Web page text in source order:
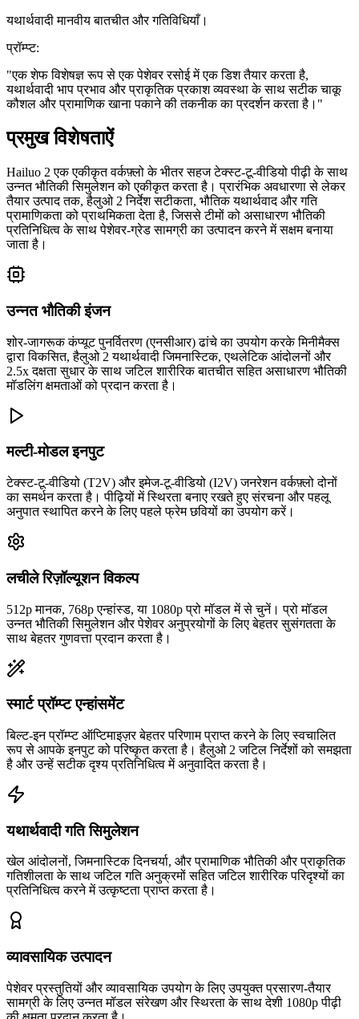
यथार्थवादी मानवीय बातचीत और गतिविधियाँ।
प्रॉम्प्ट:
"एक शेफ विशेषज्ञ रूप से एक पेशेवर रसोई में एक डिश तैयार करता है,
यथार्थवादी भाप प्रभाव और प्राकृतिक प्रकाश व्यवस्था के साथ सटीक चाकू
कौशल और प्रामाणिक खाना पकाने की तकनीक का प्रदर्शन करता है। "
प्रमुख विशेषताऐं
Hailuo 2 एक एकीकृत वर्कफ़्लो के भीतर सहज टेक्स्ट-टू-वीडियो पीढ़ी के साथ
उन्नत भौतिकी सिमुलेशन को एकीकृत करता है। प्रारंभिक अवधारणा से लेकर
तैयार उत्पाद तक, हैलुओ 2 निर्देश सटीकता, भौतिक यथार्थवाद और गति
प्रामाणिकता को प्राथमिकता देता है, जिससे टीमों को असाधारण भौतिकी
प्रतिनिधित्व के साथ पेशेवर-ग्रेड सामग्री का उत्पादन करने में सक्षम बनाया
जाता है।
उन्नत भौतिकी इंजन
शोर-जागरूक कंप्यूट पुनर्वितरण (एनसीआर) ढांचे का उपयोग करके मिनीमैक्स
द्वारा विकसित, हैलुओ 2 यथार्थवादी जिमनास्टिक, एथलेटिक आंदोलनों और
2.5x दक्षता सुधार के साथ जटिल शारीरिक बातचीत सहित असाधारण भौतिकी
मॉडलिंग क्षमताओं को प्रदान करता है।
मल्टी-मोडल इनपुट
टेक्स्ट-टू-वीडियो (T2V) और इमेज-टू-वीडियो (I2V) जनरेशन वर्कफ़्लो दोनों
का समर्थन करता है। पीढ़ियों में स्थिरता बनाए रखते हुए संरचना और पहलू
अनुपात स्थापित करने के लिए पहले फ्रेम छवियों का उपयोग करें।
लचीले रिज़ॉल्यूशन विकल्प
512p मानक, 768p एन्हांस्ड, या 1080p प्रो मॉडल में से चुनें। प्रो मॉडल
उन्नत भौतिकी सिमुलेशन और पेशेवर अनुप्रयोगों के लिए बेहतर सुसंगतता के
साथ बेहतर गुणवत्ता प्रदान करता है।
स्मार्ट प्रॉम्प्ट एन्हांसमेंट
बिल्ट-इन प्रॉम्प्ट ऑप्टिमाइज़र बेहतर परिणाम प्राप्त करने के लिए स्वचालित
रूप से आपके इनपुट को परिष्कृत करता है। हैलुओ 2 जटिल निर्देशों को समझता
है और उन्हें सटीक दृश्य प्रतिनिधित्व में अनुवादित करता है।
यथार्थवादी गति सिमुलेशन
खेल आंदोलनों, जिमनास्टिक दिनचर्या, और प्रामाणिक भौतिकी और प्राकृतिक
गतिशीलता के साथ जटिल गति अनुक्रमों सहित जटिल शारीरिक परिदृश्यों का
प्रतिनिधित्व करने में उत्कृष्टता प्राप्त करता है।
व्यावसायिक उत्पादन
पेशेवर प्रस्तुतियों और व्यावसायिक उपयोग के लिए उपयुक्त प्रसारण-तैयार
सामग्री के लिए उन्नत मॉडल संरेखण और स्थिरता के साथ देशी 1080p पीढ़ी